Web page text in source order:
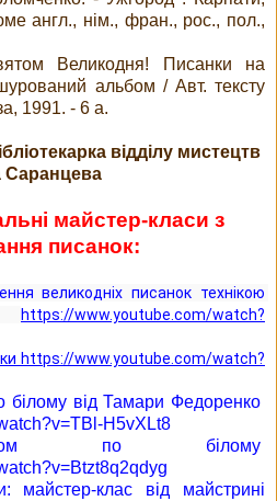
англ., нім., фран., рос., пол.,
Великодня! Писанки на
альбом / Авт. тексту
1991. - 6 а.
відділу мистецтв
Саранцева
майстер-класи з
писанок:
великодніх писанок технікою
https://www.youtube.com/watch?
https://www.youtube.com/watch?
білому від Тамари Федоренко
H5vXLt8
по білому
майстер-клас від майстрині